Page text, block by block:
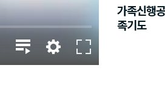
가족신행
족기도